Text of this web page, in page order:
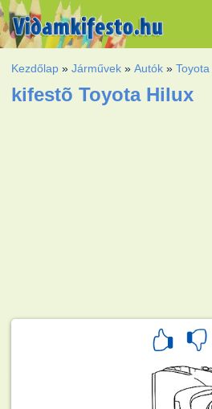
Kezdőlap »Járművek »Autók »Toyota
kifestõ Toyota Hilux